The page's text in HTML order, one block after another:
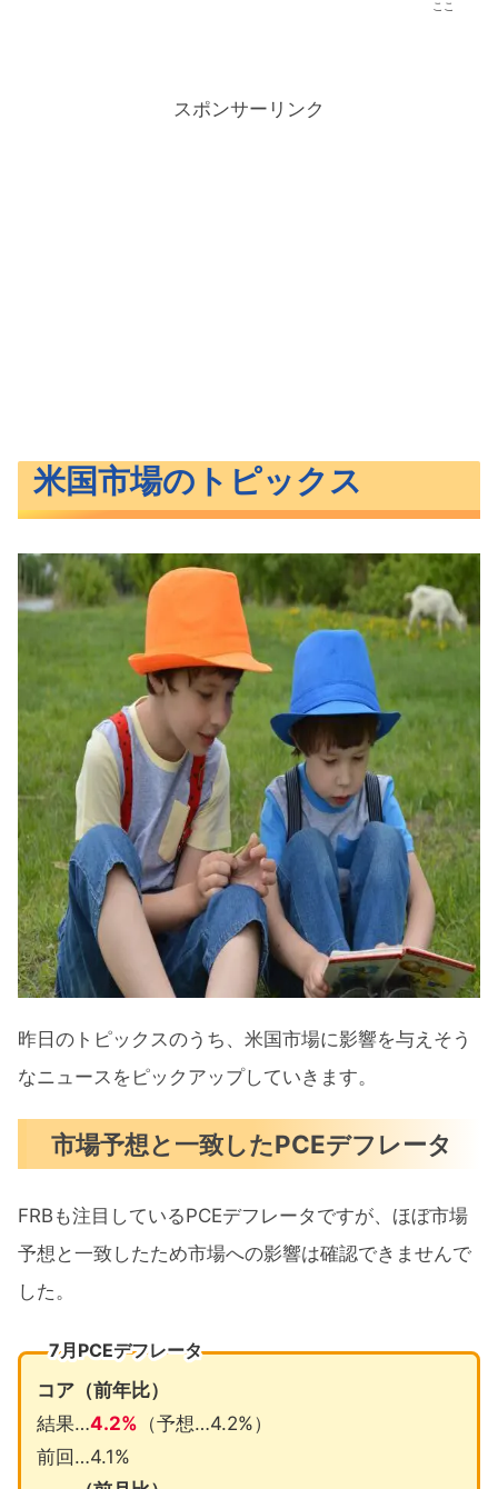
ここ
スポンサーリンク
米国市場のトピックス
昨日のトピックスのうち、米国市場に影響を与えそう
なニュースをピックアップしていきます。
市場予想と一致したPCEデフレータ
FRBも注目しているPCEデフレータですが、ほぼ市場
予想と一致したため市場への影響は確認できませんで
した。
7月PCEデフレータ
コア（前年比）
結果…4.2% （予想…4.2%）
前回…4.1%